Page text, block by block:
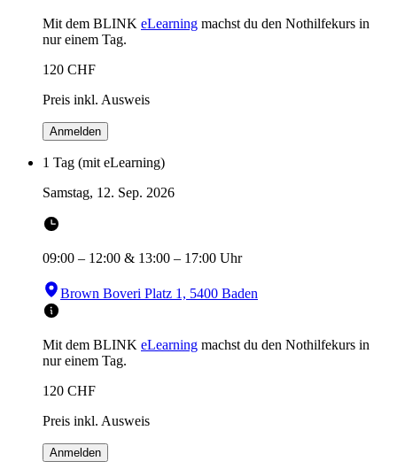
Mit dem BLINK eLearning machst du den Nothilfekurs in
nur einem Tag.
120 CHF
Preis inkl. Ausweis
Anmelden
1 Tag (mit eLearning)
Samstag, 12. Sep. 2026
09:00 – 12:00 & 13:00 – 17:00 Uhr
Brown Boveri Platz 1, 5400 Baden
Mit dem BLINK eLearning machst du den Nothilfekurs in
nur einem Tag.
120 CHF
Preis inkl. Ausweis
Anmelden